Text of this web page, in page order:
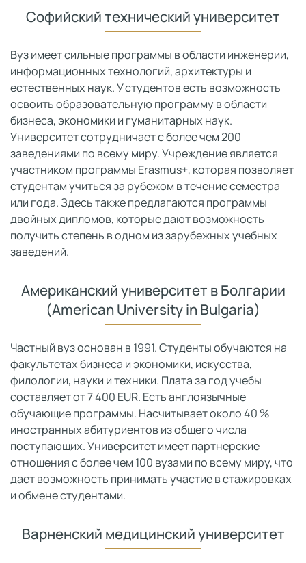
Софийский технический университет
Вуз имеет сильные программы в области инженерии,
информационных технологий, архитектуры и
естественных наук. У студентов есть возможность
освоить образовательную программу в области
бизнеса, экономики и гуманитарных наук.
Университет сотрудничает с более чем 200
заведениями по всему миру. Учреждение является
участником программы Erasmus+, которая позволяет
студентам учиться за рубежом в течение семестра
или года. Здесь также предлагаются программы
двойных дипломов, которые дают возможность
получить степень в одном из зарубежных учебных
заведений.
Американский университет в Болгарии
(American University in Bulgaria)
Частный вуз основан в 1991. Студенты обучаются на
факультетах бизнеса и экономики, искусства,
филологии, науки и техники. Плата за год учебы
составляет от 7 400 EUR. Есть англоязычные
обучающие программы. Насчитывает около 40 %
иностранных абитуриентов из общего числа
поступающих. Университет имеет партнерские
отношения с более чем 100 вузами по всему миру, что
дает возможность принимать участие в стажировках
и обмене студентами.
Варненский медицинский университет